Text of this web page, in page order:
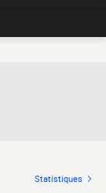
Statistiques